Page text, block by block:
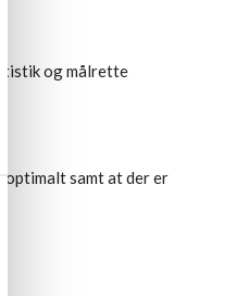
og målrette
samt at der er